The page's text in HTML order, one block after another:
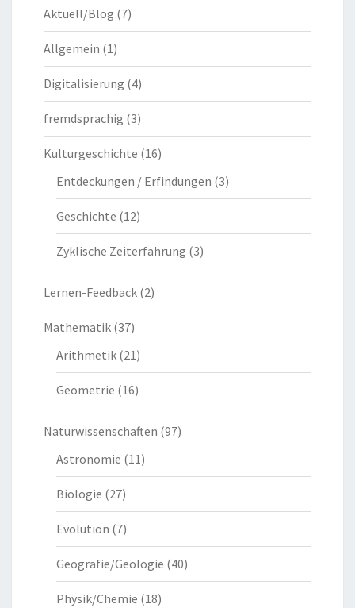
Aktuell/Blog (7)
Allgemein (1)
Digitalisierung (4)
fremdsprachig (3)
Kulturgeschichte (16)
Entdeckungen / Erfindungen (3)
Geschichte (12)
Zyklische Zeiterfahrung (3)
Lernen-Feedback (2)
Mathematik (37)
Arithmetik (21)
Geometrie (16)
Naturwissenschaften (97)
Astronomie (11)
Biologie (27)
Evolution (7)
Geografie/Geologie (40)
Physik/Chemie (18)